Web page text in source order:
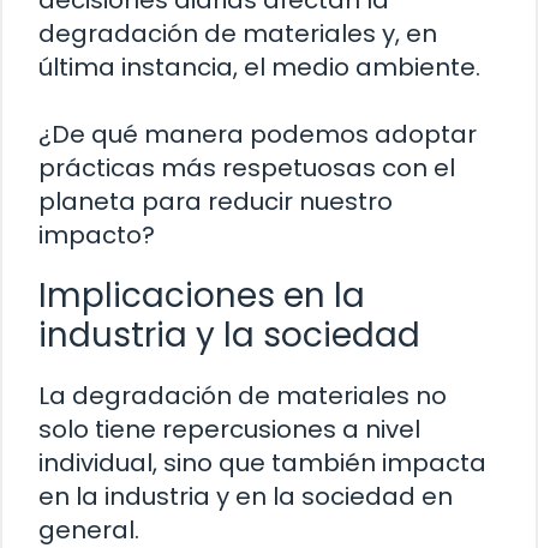
degradación de materiales y, en
última instancia, el medio ambiente.
¿De qué manera podemos adoptar
prácticas más respetuosas con el
planeta para reducir nuestro
impacto?
Implicaciones en la
industria y la sociedad
La degradación de materiales no
solo tiene repercusiones a nivel
individual, sino que también impacta
en la industria y en la sociedad en
general.